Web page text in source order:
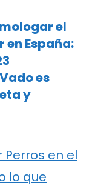
el
en España:
es
y
en el
lo que